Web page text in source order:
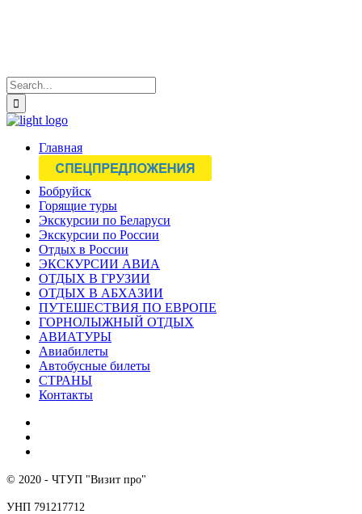
Главная
Бобруйск
Горящие туры
Экскурсии по Беларуси
Экскурсии по России
Отдых в России
ЭКСКУРСИИ АВИА
ОТДЫХ В ГРУЗИИ
ОТДЫХ В АБХАЗИИ
ПУТЕШЕСТВИЯ ПО ЕВРОПЕ
ГОРНОЛЫЖНЫЙ ОТДЫХ
АВИАТУРЫ
Авиабилеты
Автобусные билеты
СТРАНЫ
Контакты
© 2020 - ЧТУП "Визит про"
УНП 791217712